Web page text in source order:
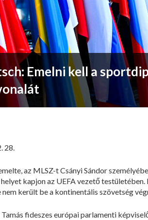
Emelni kell a
28.
az MLSZ-t Csányi Sándor
kapjon az UEFA vezető
nem került be a kontinentális szövetség
Tamás fideszes európai parlamenti